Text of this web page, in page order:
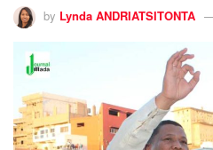
by Lynda ANDRIATSITONTA